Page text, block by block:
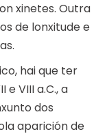
xinetes. Outra
de lonxitude e
hai que ter
VIII a.C., a
dos
aparición de